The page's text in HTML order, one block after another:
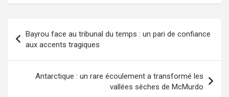
de
l’article
Bayrou face au tribunal du temps : un pari de confiance
aux accents tragiques
Antarctique : un rare écoulement a transformé les
vallées sèches de McMurdo